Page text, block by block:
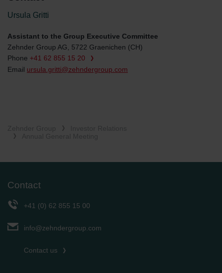
Zehnder Group UK Limited: Privacy Policy
Ursula Gritti
Assistant to the Group Executive Committee
Zehnder Group AG, 5722 Graenichen (CH)
Phone +41 62 855 15 20
Email ursula.gritti@zehndergroup.com
Contact
+41 (0) 62 855 15 00
info@zehndergroup.com
Contact us